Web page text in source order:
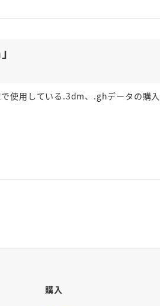
用している.3dm、.ghデータの購入
購入